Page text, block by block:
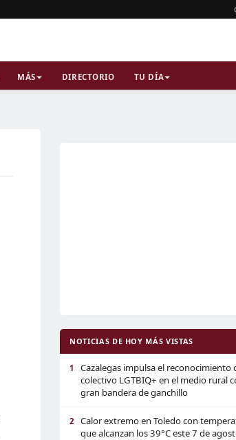
MÁS DIRECTORIO TU DÍA
NOTICIAS DE HOY MÁS VISTAS
1
Cazalegas impulsa el reconocimiento
colectivo LGTBIQ+ en el medio rural
gran bandera de ganchillo
2
Calor extremo en Toledo con
que alcanzan los 39°C este 7 de